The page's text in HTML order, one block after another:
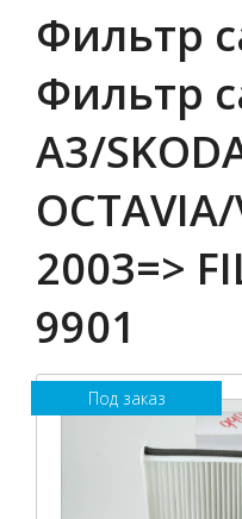
Фильтр
Фильтр
A3/
2003=>
9901
Под заказ